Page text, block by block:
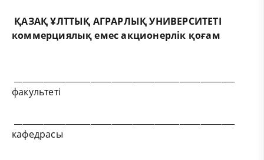
ҚАЗАҚ ҰЛТТЫҚ АГРАРЛЫҚ УНИВЕРСИТЕТІ
коммерциялық емес акционерлік қоғам
факультеті
кафедрасы